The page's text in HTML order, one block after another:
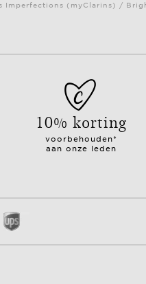
Imperfections (myClarins) /
10% korting
voorbehouden*
aan onze leden